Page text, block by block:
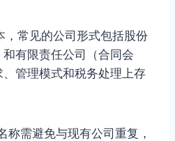
，常见的公司形式包括股份
有限责任公司（合同会
管理模式和税务处理上存
称需避免与现有公司重复，